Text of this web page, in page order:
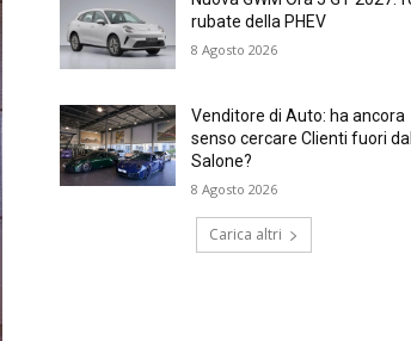
rubate della PHEV
8 Agosto 2026
Venditore di Auto: ha ancora
senso cercare Clienti fuori dal
Salone?
8 Agosto 2026
Carica altri